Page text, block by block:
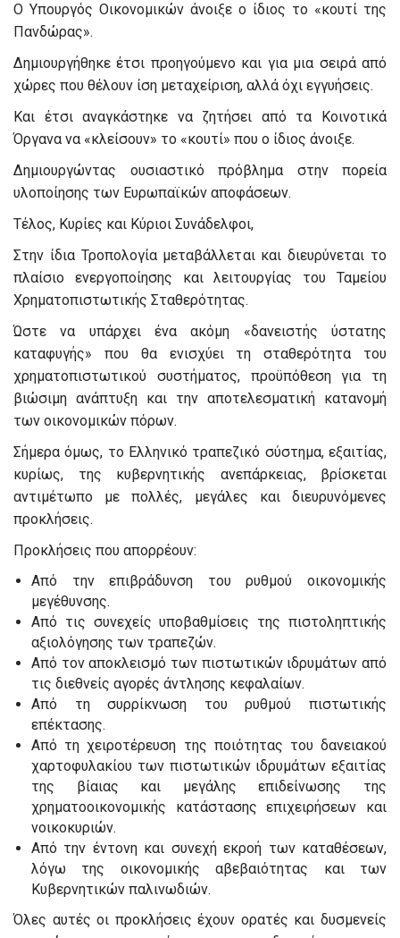
Ο Υπουργός Οικονομικών άνοιξε ο ίδιος το «κουτί της
Πανδώρας».
Δημιουργήθηκε έτσι προηγούμενο και για μια σειρά από
χώρες που θέλουν ίση μεταχείριση, αλλά όχι εγγυήσεις.
Και έτσι αναγκάστηκε να ζητήσει από τα Κοινοτικά
Όργανα να «κλείσουν» το «κουτί» που ο ίδιος άνοιξε.
Δημιουργώντας ουσιαστικό πρόβλημα στην πορεία
υλοποίησης των Ευρωπαϊκών αποφάσεων.
Τέλος, Κυρίες και Κύριοι Συνάδελφοι,
Στην ίδια Τροπολογία μεταβάλλεται και διευρύνεται το
πλαίσιο ενεργοποίησης και λειτουργίας του Ταμείου
Χρηματοπιστωτικής Σταθερότητας.
Ώστε να υπάρχει ένα ακόμη «δανειστής ύστατης
καταφυγής» που θα ενισχύει τη σταθερότητα του
χρηματοπιστωτικού συστήματος, προϋπόθεση για τη
βιώσιμη ανάπτυξη και την αποτελεσματική κατανομή
των οικονομικών πόρων.
Σήμερα όμως, το Ελληνικό τραπεζικό σύστημα, εξαιτίας,
κυρίως, της κυβερνητικής ανεπάρκειας, βρίσκεται
αντιμέτωπο με πολλές, μεγάλες και διευρυνόμενες
προκλήσεις.
Προκλήσεις που απορρέουν:
Από την επιβράδυνση του ρυθμού οικονομικής
μεγέθυνσης.
Από τις συνεχείς υποβαθμίσεις της πιστοληπτικής
αξιολόγησης των τραπεζών.
Από τον αποκλεισμό των πιστωτικών ιδρυμάτων από
τις διεθνείς αγορές άντλησης κεφαλαίων.
Από τη συρρίκνωση του ρυθμού πιστωτικής
επέκτασης.
Από τη χειροτέρευση της ποιότητας του δανειακού
χαρτοφυλακίου των πιστωτικών ιδρυμάτων εξαιτίας
της βίαιας και μεγάλης επιδείνωσης της
χρηματοοικονομικής κατάστασης επιχειρήσεων και
νοικοκυριών.
Από την έντονη και συνεχή εκροή των καταθέσεων,
λόγω της οικονομικής αβεβαιότητας και των
Κυβερνητικών παλινωδιών.
Όλες αυτές οι προκλήσεις έχουν ορατές και δυσμενείς